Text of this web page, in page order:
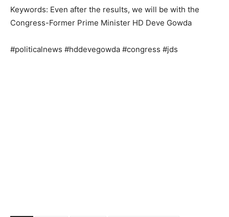
Keywords: Even after the results, we will be with the
Congress-Former Prime Minister HD Deve Gowda
#politicalnews #hddevegowda #congress #jds